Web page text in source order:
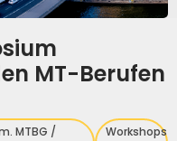
MT-Berufen
MTBG /
Workshops